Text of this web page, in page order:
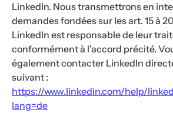
LinkedIn. Nous transmettrons en
demandes fondées sur les art. 15 à
LinkedIn est responsable de leur
conformément à l'accord précité.
également contacter LinkedIn
suivant :
https://www.linkedin.com/help/
lang=de